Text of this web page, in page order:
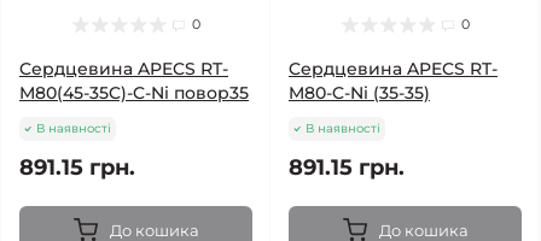
0
Cердцевина APECS RT-
M80(45-35C)-C-Ni повор35
В наявності
891.15 грн.
До кошика
0
Cердцевина APECS RT-
M80-C-Ni (35-35)
В наявності
891.15 грн.
До кошика